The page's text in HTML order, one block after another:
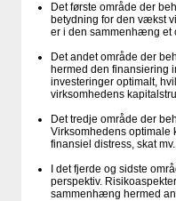
Det første område der
betydning for den vækst
er i den sammenhæng et
Det andet område der
hermed den finansiering
investeringer optimalt,
virksomhedens
Det tredje område der
Virksomhedens optimale
finansiel distress, skat
I det fjerde og sidste
perspektiv.
sammenhæng hermed